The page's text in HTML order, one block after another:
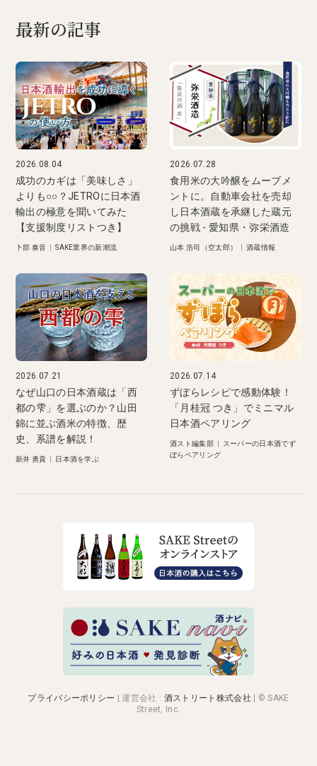
最新の記事
2026.08.04
成功のカギは「美味しさ」
よりも○○？JETROに日本酒
輸出の極意を聞いてみた
【支援制度リストつき】
卜部 奏音 |SAKE業界の新潮流
2026.07.28
食用米の大吟醸をムーブメ
ントに。自動車会社を売却
し日本酒蔵を承継した蔵元
の挑戦 - 愛知県・弥栄酒造
山本 浩司（空太郎） 酒蔵情報
2026.07.21
なぜ山口の日本酒蔵は「西
都の雫」を選ぶのか？山田
錦に並ぶ酒米の特徴、歴
史、系譜を解説！
新井 勇貴 日本酒を学ぶ
2026.07.14
ずぼらレシピで感動体験！
「月桂冠 つき」でミニマル
日本酒ペアリング
酒スト編集部
スーパーの日本酒でず
ぼらペアリング
プライバシーポリシー |運営会社 : 酒ストリート株式会社 | © SAKE
Street, Inc.